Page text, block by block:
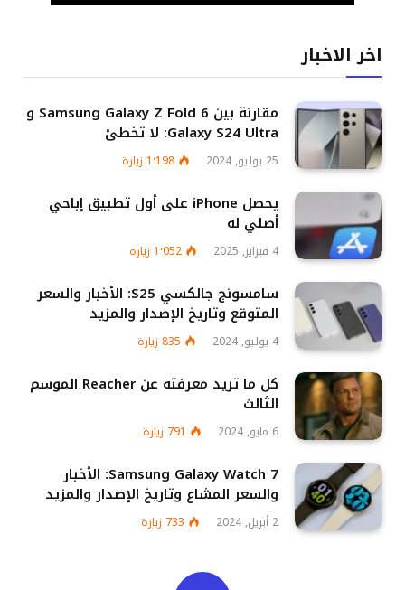
اخر الاخبار
مقارنة بين Samsung Galaxy Z Fold 6 و
Galaxy S24 Ultra: لا تخطئ
25 يوليو, 2024 1٬198 زيارة
يحصل iPhone على أول تطبيق إباحي
أصلي له
4 فبراير, 2025 1٬052 زيارة
سامسونج جالكسي S25: الأخبار والسعر
المتوقع وتاريخ الإصدار والمزيد
4 يوليو, 2024 835 زيارة
كل ما تريد معرفته عن Reacher الموسم
الثالث
6 مايو, 2024 791 زيارة
Samsung Galaxy Watch 7: الأخبار
والسعر المشاع وتاريخ الإصدار والمزيد
2 أبريل, 2024 733 زيارة